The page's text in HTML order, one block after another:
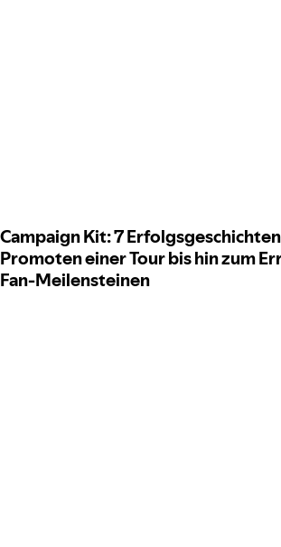
Campaign Kit: 7
Promoten einer Tour bis hin zum
Fan-Meilensteinen